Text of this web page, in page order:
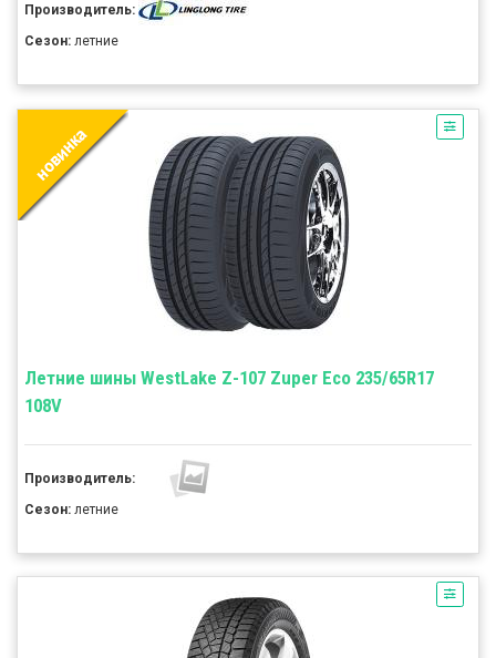
Производитель:
Сезон: летние
Летние шины WestLake Z-107 Zuper Eco 235/65R17
108V
Производитель:
Сезон: летние